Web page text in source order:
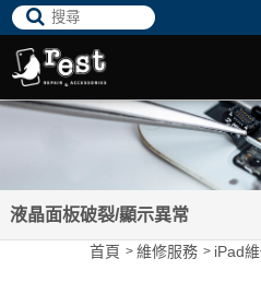
液晶面板破裂/顯示異常
首頁 維修服務 iPad